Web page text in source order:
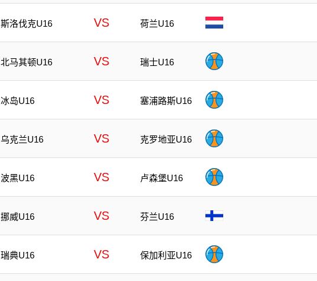
斯洛伐克U16 VS 荷兰U16
北马其顿U16 VS 瑞士U16
冰岛U16 VS 塞浦路斯U16
乌克兰U16 VS 克罗地亚U16
波黑U16 VS 卢森堡U16
挪威U16 VS 芬兰U16
瑞典U16 VS 保加利亚U16